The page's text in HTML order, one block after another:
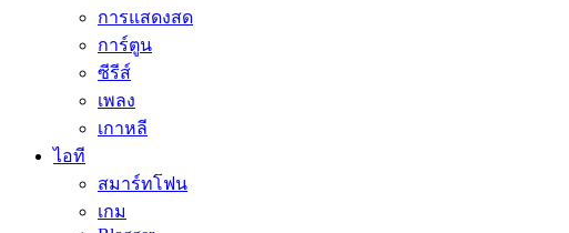
การแสดงสด
การ์ตูน
ซีรีส์
เพลง
เกาหลี
ไอที
สมาร์ทโฟน
เกม